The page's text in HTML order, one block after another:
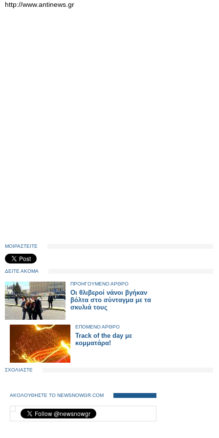
http://www.antinews.gr
ΜΟΙΡΑΣΤΕΙΤΕ
ΔΕΙΤΕ ΑΚΟΜΑ
ΠΡΟΗΓΟΥΜΕΝΟ ΑΡΘΡΟ
Οι θλιβεροί νάνοι βγήκαν
βόλτα στο σύνταγμα με τα
σκυλιά τους
ΕΠΟΜΕΝΟ ΑΡΘΡΟ
Track of the day με
κομματάρα!
ΣΧΟΛΙΑΣΤΕ
ΑΚΟΛΟΥΘΗΣΤΕ ΤΟ NEWSNOWGR.COM